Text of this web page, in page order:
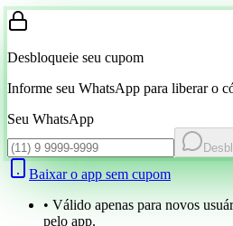
Desbloqueie seu cupom
Informe seu WhatsApp para liberar o
Seu WhatsApp
Baixar o app sem cupom
• Válido apenas para novos
pelo app.